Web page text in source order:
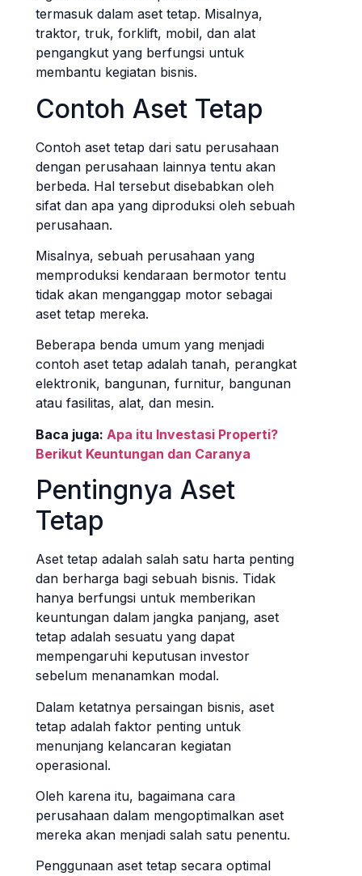
termasuk dalam aset tetap. Misalnya,
traktor, truk, forklift, mobil, dan alat
pengangkut yang berfungsi untuk
membantu kegiatan bisnis.
Contoh Aset Tetap
Contoh aset tetap dari satu perusahaan
dengan perusahaan lainnya tentu akan
berbeda. Hal tersebut disebabkan oleh
sifat dan apa yang diproduksi oleh sebuah
perusahaan.
Misalnya, sebuah perusahaan yang
memproduksi kendaraan bermotor tentu
tidak akan menganggap motor sebagai
aset tetap mereka.
Beberapa benda umum yang menjadi
contoh aset tetap adalah tanah, perangkat
elektronik, bangunan, furnitur, bangunan
atau fasilitas, alat, dan mesin.
Baca juga: Apa itu Investasi Properti?
Berikut Keuntungan dan Caranya
Pentingnya Aset
Tetap
Aset tetap adalah salah satu harta penting
dan berharga bagi sebuah bisnis. Tidak
hanya berfungsi untuk memberikan
keuntungan dalam jangka panjang, aset
tetap adalah sesuatu yang dapat
mempengaruhi keputusan investor
sebelum menanamkan modal.
Dalam ketatnya persaingan bisnis, aset
tetap adalah faktor penting untuk
menunjang kelancaran kegiatan
operasional.
Oleh karena itu, bagaimana cara
perusahaan dalam mengoptimalkan aset
mereka akan menjadi salah satu penentu.
Penggunaan aset tetap secara optimal